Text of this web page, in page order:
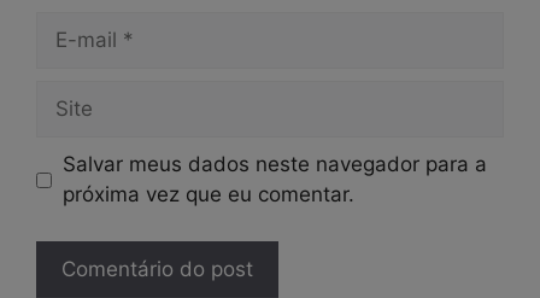
Site
Salvar meus dados neste navegador para a
próxima vez que eu comentar.